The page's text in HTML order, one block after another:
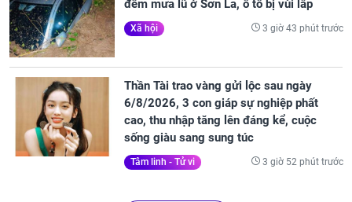
đêm mưa lũ ở Sơn La, ô tô bị vùi lấp
Xã hội 3 giờ 43 phút trước
Thần Tài trao vàng gửi lộc sau ngày
6/8/2026, 3 con giáp sự nghiệp phất
cao, thu nhập tăng lên đáng kể, cuộc
sống giàu sang sung túc
Tâm linh - Tử vi 3 giờ 52 phút trước